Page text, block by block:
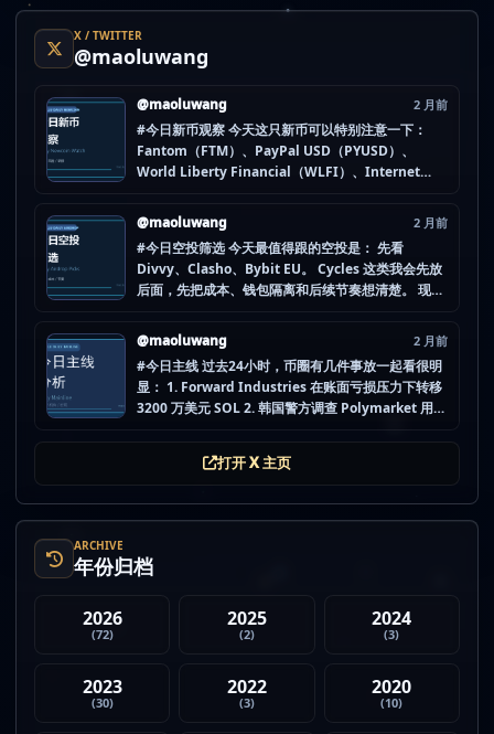
X / TWITTER
@maoluwang
@maoluwang 2 月前
#今日新币观察 今天这只新币可以特别注意一下：
Fantom（FTM）、PayPal USD（PYUSD）、
World Liberty Financial（WLFI）、Internet
而是更像“热度是不是在回流”的样本。 这种时候最怕
把...
@maoluwang 2 月前
#今日空投筛选 今天最值得跟的空投是： 先看
Divvy、Clasho、Bybit EU。 Cycles 这类我会先放
后面，先把成本、钱包隔离和后续节奏想清楚。 现在
都没做扎实。 mao.lu/today-airdrop-selecti… #空
投项目 #...
@maoluwang 2 月前
#今日主线 过去24小时，币圈有几件事放一起看很明
显： 1. Forward Industries 在账面亏损压力下转移
3200 万美元 SOL 2. 韩国警方调查 Polymarket 用户
打开 X 主页
ARCHIVE
年份归档
2026
(72)
2025
(2)
2024
(3)
2023
(30)
2022
(3)
2020
(10)